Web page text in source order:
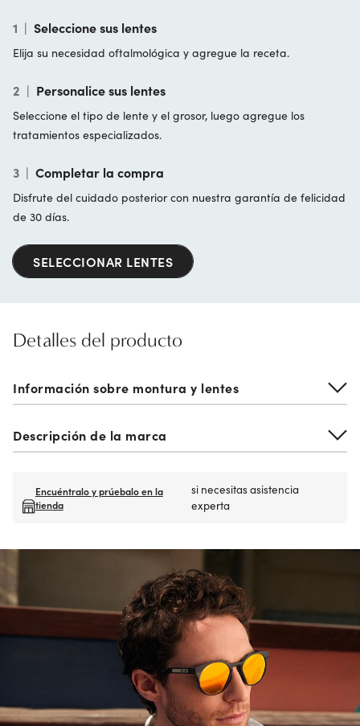
1 | Seleccione sus lentes
Elija su necesidad oftalmológica y agregue la receta.
2 | Personalice sus lentes
Seleccione el tipo de lente y el grosor, luego agregue los
tratamientos especializados.
3 | Completar la compra
Disfrute del cuidado posterior con nuestra garantía de felicidad
de 30 días.
SELECCIONAR LENTES
Detalles del producto
Información sobre montura y lentes
Descripción de la marca
Encuéntralo y prúebalo en la
tienda
si necesitas asistencia
experta